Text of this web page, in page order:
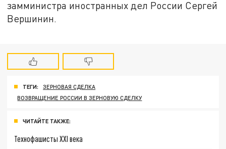
замминистра иностранных дел России Сергей
Вершинин.
ТЕГИ:
ЗЕРНОВАЯ СДЕЛКА
ВОЗВРАЩЕНИЕ РОССИИ В ЗЕРНОВУЮ СДЕЛКУ
ЧИТАЙТЕ ТАКЖЕ:
Технофашисты XXI века